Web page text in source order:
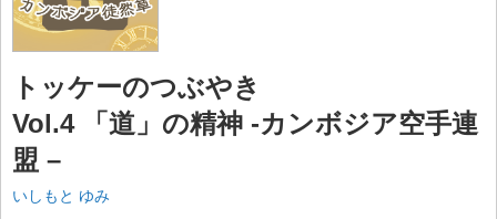
トッケーのつぶやき
Vol.4 「道」の精神 -カンボジア空手連
盟 –
いしもと ゆみ